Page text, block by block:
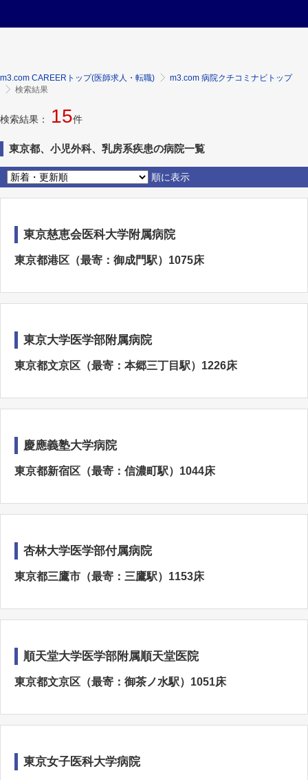
m3.com CAREERトップ(医師求人・転職)
m3.com 病院クチコミナビトップ
検索結果
検索結果： 15件
東京都、小児外科、乳房系疾患の病院一覧
順に表示
東京慈恵会医科大学附属病院
東京都港区（最寄：御成門駅）1075床
東京大学医学部附属病院
東京都文京区（最寄：本郷三丁目駅）1226床
慶應義塾大学病院
東京都新宿区（最寄：信濃町駅）1044床
杏林大学医学部付属病院
東京都三鷹市（最寄：三鷹駅）1153床
順天堂大学医学部附属順天堂医院
東京都文京区（最寄：御茶ノ水駅）1051床
東京女子医科大学病院